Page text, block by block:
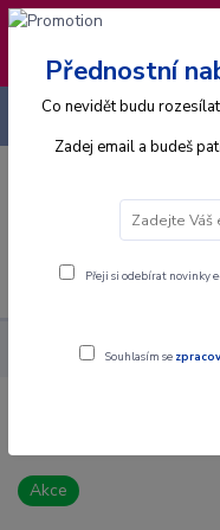
❣️ Od 4.8. do
expedice
+420 725 736 293
Alba CD Arun
Arun Shenoy -
Akce
Přednostní
Co nevidět budu
Zadej email a budeš
Přeji si odebírat novinky
Souhlasím se